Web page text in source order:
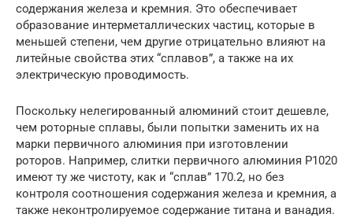
содержания железа и кремния. Это обеспечивает
образование интерметаллических частиц, которые в
меньшей степени, чем другие отрицательно влияют на
литейные свойства этих “сплавов”, а также на их
электрическую проводимость.
Поскольку нелегированный алюминий стоит дешевле,
чем роторные сплавы, были попытки заменить их на
марки первичного алюминия при изготовлении
роторов. Например, слитки первичного алюминия Р1020
имеют ту же чистоту, как и “сплав” 170.2, но без
контроля соотношения содержания железа и кремния, а
также неконтролируемое содержание титана и ванадия.